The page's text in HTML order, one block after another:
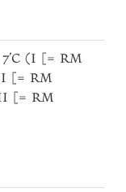
7’C (I [= RM
(II [= RM
[= RM